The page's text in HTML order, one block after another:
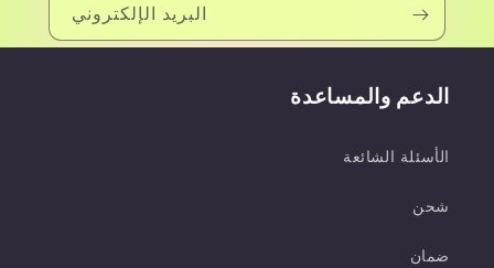
البريد الإلكتروني
الدعم والمساعدة
الأسئلة الشائعة
شحن
ضمان